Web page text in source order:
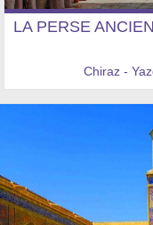
LA PERSE
Chiraz -